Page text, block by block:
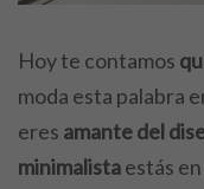
Hoy te contamos
moda esta palabra
eres amante del
minimalistaestás